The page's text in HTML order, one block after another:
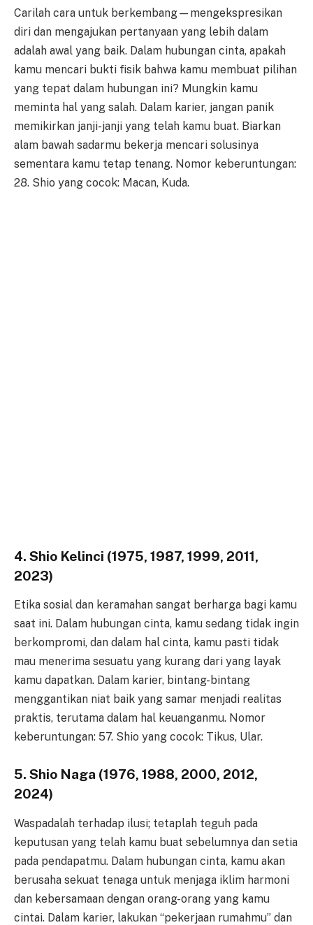
Carilah cara untuk berkembang—mengekspresikan
diri dan mengajukan pertanyaan yang lebih dalam
adalah awal yang baik. Dalam hubungan cinta, apakah
kamu mencari bukti fisik bahwa kamu membuat pilihan
yang tepat dalam hubungan ini? Mungkin kamu
meminta hal yang salah. Dalam karier, jangan panik
memikirkan janji-janji yang telah kamu buat. Biarkan
alam bawah sadarmu bekerja mencari solusinya
sementara kamu tetap tenang. Nomor keberuntungan:
28. Shio yang cocok: Macan, Kuda.
4. Shio Kelinci (1975, 1987, 1999, 2011,
2023)
Etika sosial dan keramahan sangat berharga bagi kamu
saat ini. Dalam hubungan cinta, kamu sedang tidak ingin
berkompromi, dan dalam hal cinta, kamu pasti tidak
mau menerima sesuatu yang kurang dari yang layak
kamu dapatkan. Dalam karier, bintang-bintang
menggantikan niat baik yang samar menjadi realitas
praktis, terutama dalam hal keuanganmu. Nomor
keberuntungan: 57. Shio yang cocok: Tikus, Ular.
5. Shio Naga (1976, 1988, 2000, 2012,
2024)
Waspadalah terhadap ilusi; tetaplah teguh pada
keputusan yang telah kamu buat sebelumnya dan setia
pada pendapatmu. Dalam hubungan cinta, kamu akan
berusaha sekuat tenaga untuk menjaga iklim harmoni
dan kebersamaan dengan orang-orang yang kamu
cintai. Dalam karier, lakukan “pekerjaan rumahmu” dan